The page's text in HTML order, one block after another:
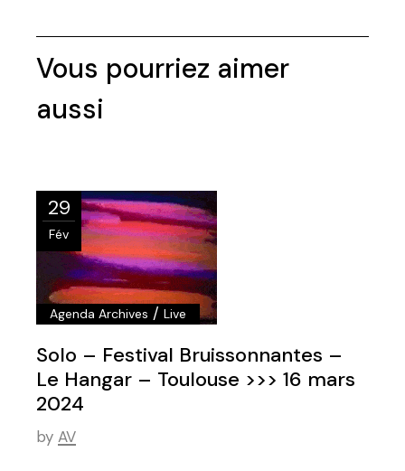
29
Fév
Agenda Archives /Live
Solo – Festival Bruissonnantes –
Le Hangar – Toulouse >>> 16 mars
2024
by AV